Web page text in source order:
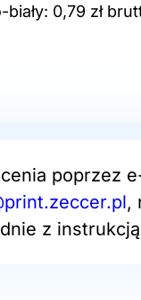
biały: 0,79 zł
poprzez
,
z